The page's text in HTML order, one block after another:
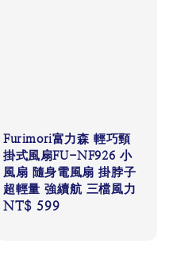
Furimori富力森 輕巧頸
掛式風扇FU-NF926 小
風扇 隨身電風扇 掛脖子
超輕量 強續航 三檔風力
Regular
NT$ 599